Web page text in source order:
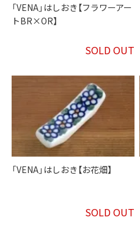
「VENA」はしおき【フラワーアー
トBR×OR】
SOLD OUT
「VENA」はしおき【お花畑】
SOLD OUT